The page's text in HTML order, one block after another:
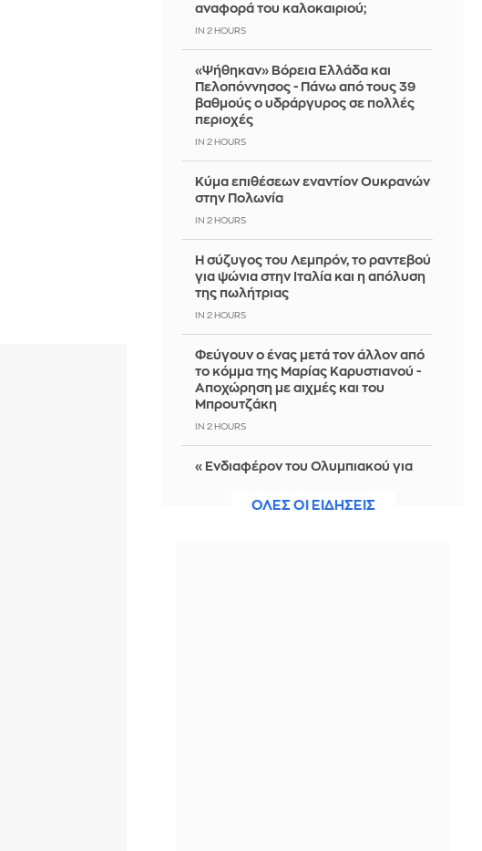
αναφορά του καλοκαιριού;
IN 2 HOURS
«Ψήθηκαν» Βόρεια Ελλάδα και
Πελοπόννησος - Πάνω από τους 39
βαθμούς ο υδράργυρος σε πολλές
περιοχές
IN 2 HOURS
Κύμα επιθέσεων εναντίον Ουκρανών
στην Πολωνία
IN 2 HOURS
Η σύζυγος του Λεμπρόν, το ραντεβού
για ψώνια στην Ιταλία και η απόλυση
της πωλήτριας
IN 2 HOURS
Φεύγουν ο ένας μετά τον άλλον από
το κόμμα της Μαρίας Καρυστιανού -
Αποχώρηση με αιχμές και του
Μπρουτζάκη
IN 2 HOURS
«Ενδιαφέρον του Ολυμπιακού για
Τζος Ντόιγκ»ΟΛΕΣ ΟΙ ΕΙΔΗΣΕΙΣ